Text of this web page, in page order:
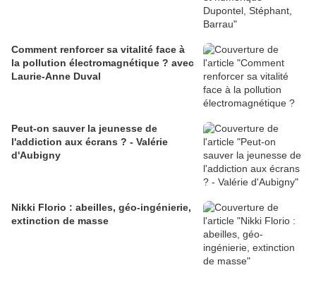
Comment renforcer sa vitalité face à
la pollution électromagnétique ? avec
Laurie-Anne Duval
Peut-on sauver la jeunesse de
l'addiction aux écrans ? - Valérie
d'Aubigny
Nikki Florio : abeilles, géo-ingénierie,
extinction de masse